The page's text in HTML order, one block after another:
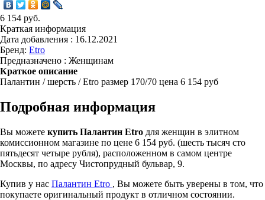
6 154 руб.
Краткая информация
Дата добавления : 16.12.2021
Бренд: Etro
Предназначено : Женщинам
Краткое описание
Палантин / шерсть / Etro размер 170/70 цена 6 154 руб
Подробная информация
Вы можете купить Палантин Etro для женщин в элитном
комиссионном магазине по цене 6 154 руб. (шесть тысяч сто
пятьдесят четыре рубля), расположенном в самом центре
Москвы, по адресу Чистопрудный бульвар, 9.
Купив у нас Палантин Etro , Вы можете быть уверены в том, что
покупаете оригинальный продукт в отличном состоянии.